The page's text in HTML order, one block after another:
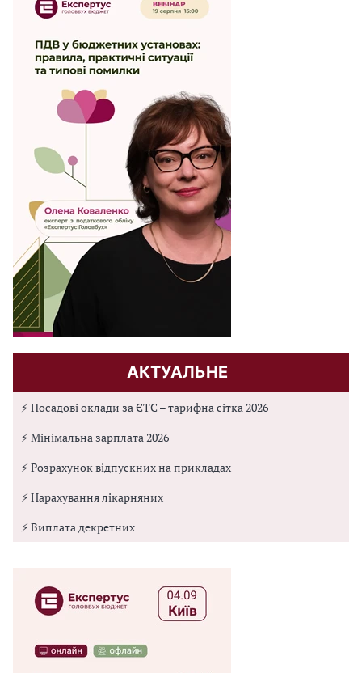
АКТУАЛЬНЕ
⚡ Посадові оклади за ЄТС – тарифна сітка 2026
⚡ Мінімальна зарплата 2026
⚡ Розрахунок відпускних на прикладах
⚡ Нарахування лікарняних
⚡ Виплата декретних